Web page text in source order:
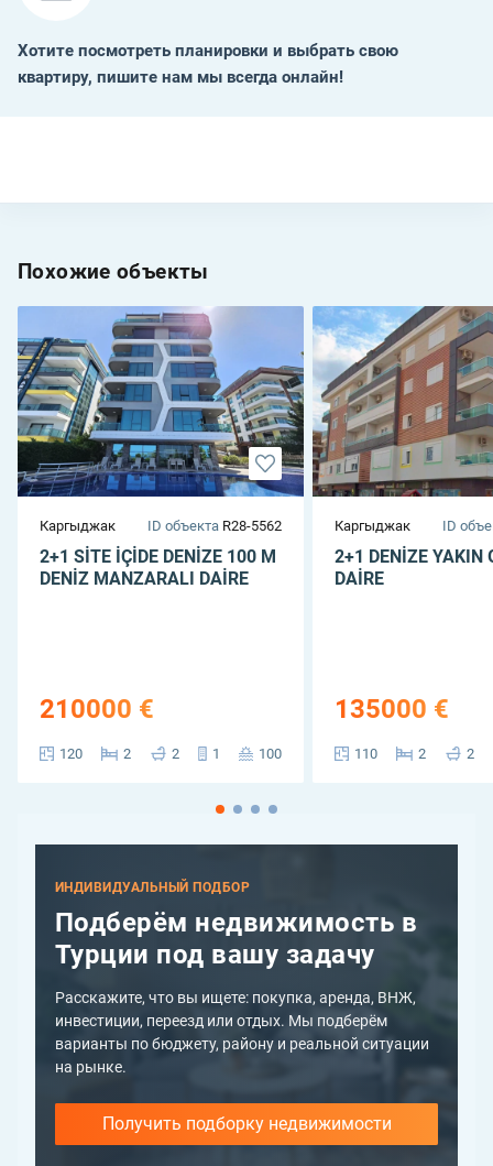
Хотите посмотреть планировки и выбрать свою
квартиру, пишите нам мы всегда онлайн!
Похожие объекты
Каргыджак ID объекта R28-5562
2+1 SİTE İÇİDE DENİZE 100 M
DENİZ MANZARALI DAİRE
210000 €
120 2 2 1 100
Каргыджак ID
2+1 DENİZE YAKIN
DAİRE
135000 €
110 2 2
ИНДИВИДУАЛЬНЫЙ ПОДБОР
Подберём недвижимость в
Турции под вашу задачу
Расскажите, что вы ищете: покупка, аренда, ВНЖ,
инвестиции, переезд или отдых. Мы подберём
варианты по бюджету, району и реальной ситуации
на рынке.
Получить подборку недвижимости